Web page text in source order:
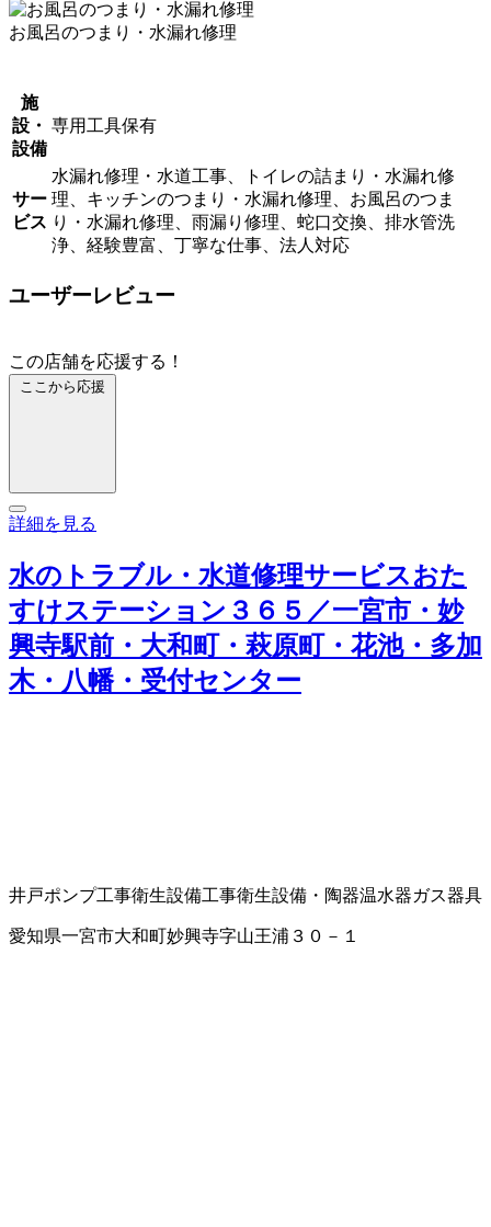
お風呂のつまり・水漏れ修理
施
設・
設備
専用工具保有
サー
ビス
水漏れ修理・水道工事、トイレの詰まり・水漏れ修
理、キッチンのつまり・水漏れ修理、お風呂のつま
り・水漏れ修理、雨漏り修理、蛇口交換、排水管洗
浄、経験豊富、丁寧な仕事、法人対応
ユーザーレビュー
この店舗を応援する！
ここから応援
詳細を見る
水のトラブル・水道修理サービスおた
すけステーション３６５／一宮市・妙
興寺駅前・大和町・萩原町・花池・多加
木・八幡・受付センター
井戸ポンプ工事衛生設備工事衛生設備・陶器温水器ガス器具
愛知県一宮市大和町妙興寺字山王浦３０－１